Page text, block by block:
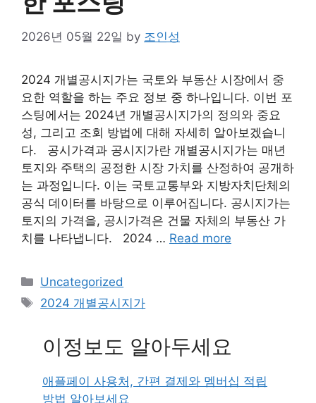
2026년 05월 22일 by 조인성
2024 개별공시지가는 국토와 부동산 시장에서 중
요한 역할을 하는 주요 정보 중 하나입니다. 이번 포
스팅에서는 2024년 개별공시지가의 정의와 중요
성, 그리고 조회 방법에 대해 자세히 알아보겠습니
다. 공시가격과 공시지가란 개별공시지가는 매년
토지와 주택의 공정한 시장 가치를 산정하여 공개하
는 과정입니다. 이는 국토교통부와 지방자치단체의
공식 데이터를 바탕으로 이루어집니다. 공시지가는
토지의 가격을, 공시가격은 건물 자체의 부동산 가
치를 나타냅니다. 2024 … Read more
Categories
Uncategorized
Tags
2024 개별공시지가
이정보도 알아두세요
애플페이 사용처, 간편 결제와 멤버십 적립
방법 알아보세요